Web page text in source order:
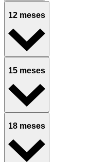
12 meses
15 meses
18 meses